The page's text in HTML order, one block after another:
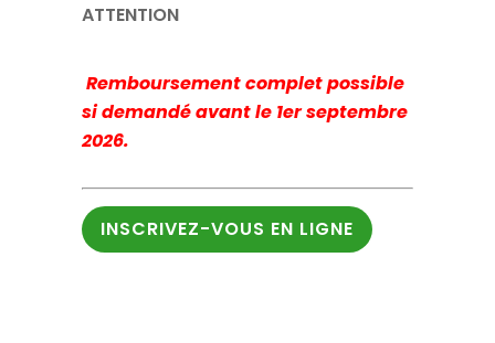
ATTENTION
Remboursement complet possible
si demandé avant le 1er septembre
2026.
INSCRIVEZ-VOUS EN LIGNE